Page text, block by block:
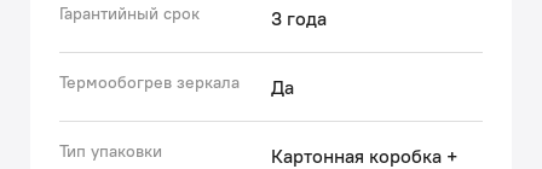
Гарантийный срок 3 года
Термообогрев зеркала Да
Тип упаковки
Картонная коробка +